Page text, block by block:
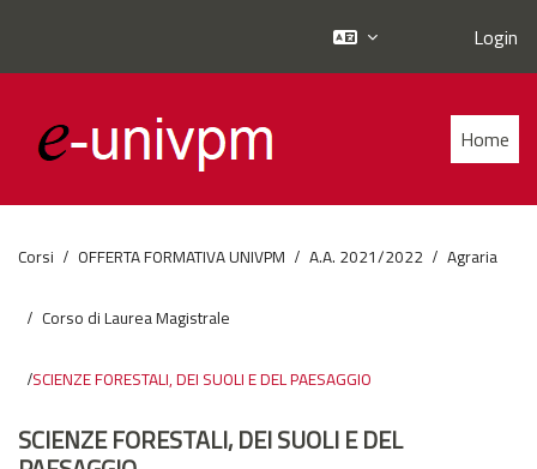
Login
Home
Corsi OFFERTA FORMATIVA UNIVPM A.A. 2021/2022 Agraria
Corso di Laurea Magistrale
SCIENZE FORESTALI, DEI SUOLI E DEL PAESAGGIO
SCIENZE FORESTALI, DEI SUOLI E DEL